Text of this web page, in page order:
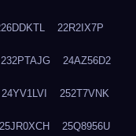
22R2IX7P
232PTAJG 24AZ56D2
24YV1LVI 252T7VNK
25JR0XCH 25Q8956U